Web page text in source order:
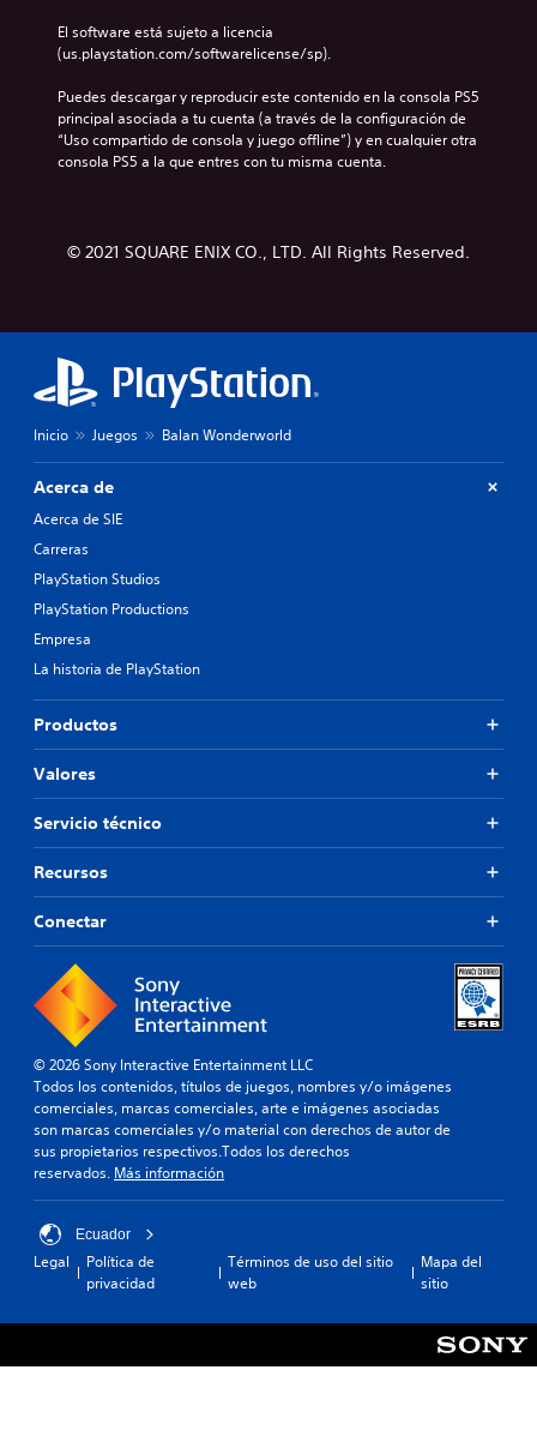
El software está sujeto a licencia
(us.playstation.com/softwarelicense/sp).
Puedes descargar y reproducir este contenido en la consola PS5
principal asociada a tu cuenta (a través de la configuración de
“Uso compartido de consola y juego offline”) y en cualquier otra
consola PS5 a la que entres con tu misma cuenta.
© 2021 SQUARE ENIX CO., LTD. All Rights Reserved.
Inicio Juegos Balan Wonderworld
Acerca de
Acerca de SIE
Carreras
PlayStation Studios
PlayStation Productions
Empresa
La historia de PlayStation
Productos
Valores
Servicio técnico
Recursos
Conectar
© 2026 Sony Interactive Entertainment LLC
Todos los contenidos, títulos de juegos, nombres y/o imágenes
comerciales, marcas comerciales, arte e imágenes asociadas
son marcas comerciales y/o material con derechos de autor de
sus propietarios respectivos.Todos los derechos
reservados. Más información
Ecuador
Legal
Política de
privacidad
Términos de uso del sitio
web
Mapa del
sitio